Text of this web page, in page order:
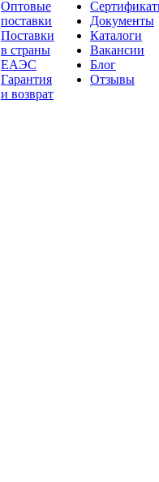
Оптовые
поставки
Поставки
в страны
ЕАЭС
Гарантия
и возврат
Документы
Каталоги
Вакансии
Блог
Отзывы